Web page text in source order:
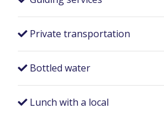
Private transportation
Bottled water
Lunch with a local